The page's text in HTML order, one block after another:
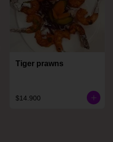
Tiger prawns
$14.900